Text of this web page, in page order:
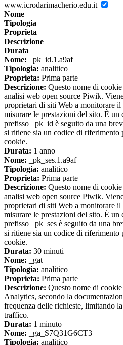
www.icrodarimacherio.edu.it
Nome
Tipologia
Proprieta
Descrizione
Durata
Nome: _pk_id.1.a9af
Tipologia: analitico
Proprieta: Prima parte
Descrizione: Questo nome di
analisi web open source Piwik.
proprietari di siti Web a monitorare
misurare le prestazioni del sito. È
prefisso _pk_id è seguito da una
si ritiene sia un codice di
cookie.
Durata: 1 anno
Nome: _pk_ses.1.a9af
Tipologia: analitico
Proprieta: Prima parte
Descrizione: Questo nome di
analisi web open source Piwik.
proprietari di siti Web a monitorare
misurare le prestazioni del sito. È
prefisso _pk_ses è seguito da una
si ritiene sia un codice di
cookie.
Durata: 30 minuti
Nome: _gat
Tipologia: analitico
Proprieta: Prima parte
Descrizione: Questo nome di
Analytics, secondo la
frequenza delle richieste, limitando
traffico.
Durata: 1 minuto
Nome: _ga_S7Q31G6CT3
Tipologia: analitico